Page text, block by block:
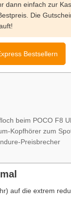
dann einfach zur
Die
Bestsellern
beim POCO F8
Kopfhörer zum
Preisbrecher
auf die extrem